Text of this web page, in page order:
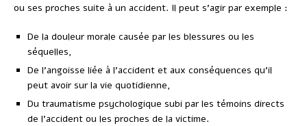
ou ses proches suite à un accident. Il peut s’agir par exemple :
De la douleur morale causée par les blessures ou les
séquelles,
De l’angoisse liée à l’accident et aux conséquences qu’il
peut avoir sur la vie quotidienne,
Du traumatisme psychologique subi par les témoins directs
de l’accident ou les proches de la victime.